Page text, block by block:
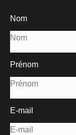
Nom
Prénom
E-mail